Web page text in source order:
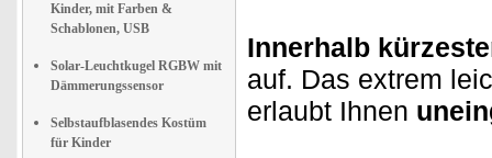
Kinder, mit Farben &
Schablonen, USB
Solar-Leuchtkugel RGBW mit
Dämmerungssensor
Selbstaufblasendes Kostüm
für Kinder
Innerhalb
auf. Das extrem
erlaubt Ihnen